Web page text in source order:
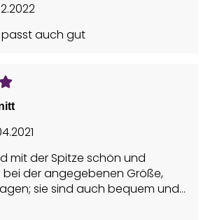
passt auch gut
mit der Spitze schön und
der angegebenen Größe,
sie sind auch bequem und